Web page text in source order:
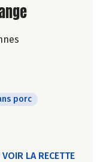
porc
VOIR LA RECETTE